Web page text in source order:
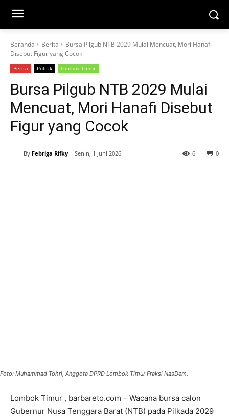
Beranda Berita
Bursa Pilgub NTB 2029 Mulai Mencuat, Mori Hanafi
Disebut Figur yang Cocok
Berita Politik Lombok Timur
Bursa Pilgub NTB 2029 Mulai
Mencuat, Mori Hanafi Disebut
Figur yang Cocok
By Febriga Rifky Senin, 1 Juni 2026 0
6
Foto: Muhammad Tohri, Anggota DPRD Lombok Timur Fraksi NasDem.
Lombok Timur , barbareto.com – Wacana bursa calon
Gubernur Nusa Tenggara Barat (NTB) pada Pilkada 2029